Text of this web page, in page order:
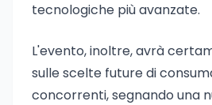
tecnologiche più avanzate.
L'evento, inoltre, avrà
sulle scelte future di
concorrenti, segnando una